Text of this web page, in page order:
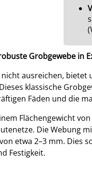
Grobgewebe in
ausreichen, bietet
klassische
Fäden und die
Flächengewicht
Die Webung
etwa 2–3 mm. Dies
Festigkeit.